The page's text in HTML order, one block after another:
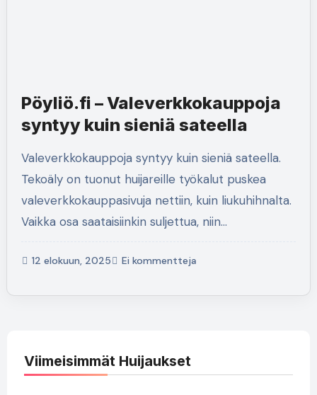
Pöyliö.fi – Valeverkkokauppoja
syntyy kuin sieniä sateella
Valeverkkokauppoja syntyy kuin sieniä sateella.
Tekoäly on tuonut huijareille työkalut puskea
valeverkkokauppasivuja nettiin, kuin liukuhihnalta.
Vaikka osa saataisiinkin suljettua, niin…
12 elokuun, 2025 Ei kommentteja
Viimeisimmät Huijaukset